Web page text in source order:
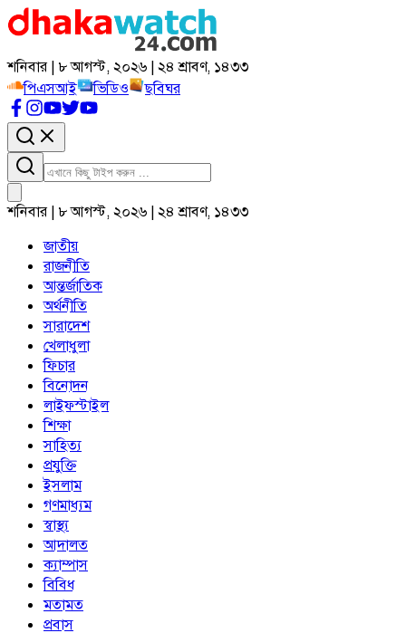
শনিবার | ৮ আগস্ট, ২০২৬ | ২৪ শ্রাবণ, ১৪৩৩
পিএসআই
ভিডিও ছবিঘর
শনিবার | ৮ আগস্ট, ২০২৬ | ২৪ শ্রাবণ, ১৪৩৩
জাতীয়
রাজনীতি
আন্তর্জাতিক
অর্থনীতি
সারাদেশ
খেলাধুলা
ফিচার
বিনোদন
লাইফস্টাইল
শিক্ষা
সাহিত্য
প্রযুক্তি
ইসলাম
গণমাধ্যম
স্বাস্থ্য
আদালত
ক্যাম্পাস
বিবিধ
মতামত
প্রবাস